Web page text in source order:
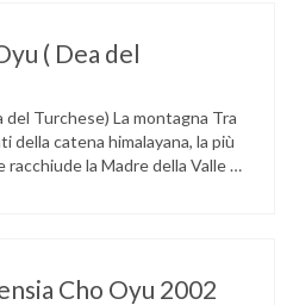
( Dea del
del Turchese) La montagna Tra
della catena himalayana, la più
la Madre della Valle o
Cho Oyu 2002